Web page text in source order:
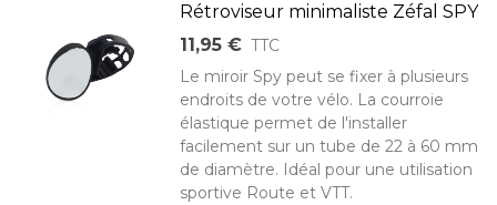
Rétroviseur minimaliste Zéfal SPY
11,95 € TTC
Le miroir Spy peut se fixer à plusieurs
endroits de votre vélo. La courroie
élastique permet de l'installer
facilement sur un tube de 22 à 60 mm
de diamètre. Idéal pour une utilisation
sportive Route et VTT.